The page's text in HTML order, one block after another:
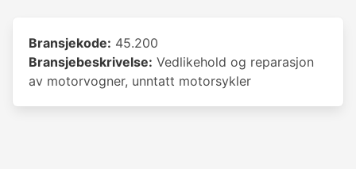
Bransjekode: 45.200
Bransjebeskrivelse: Vedlikehold og reparasjon
av motorvogner, unntatt motorsykler